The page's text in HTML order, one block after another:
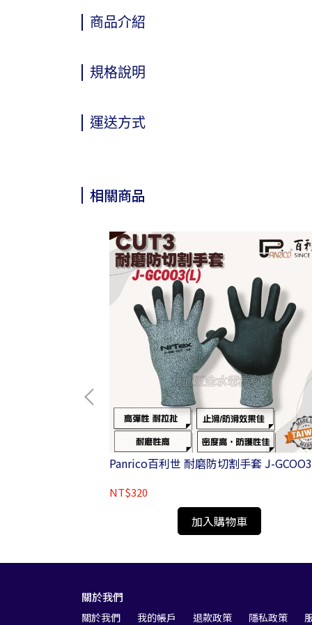
商品介紹
規格說明
運送方式
相關商品
Panrico百利世 耐磨防切割手套
NT$320
加入購物車
關於我們
關於我們 我的帳戶 退款政策 隱私政策